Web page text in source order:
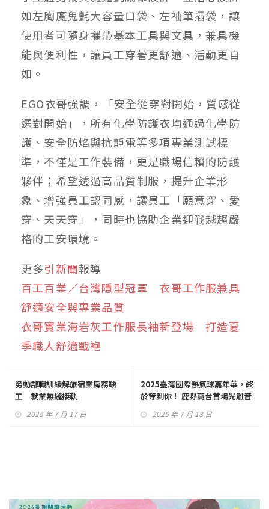
如左胸魔鬼氈大容量口袋、左袖筆插袋，讓
使用者可隨身攜帶基本工具與文具，兼具機
能與便利性，讓員工穿著更舒適、活動更自
如。
EGO衣哥強調，「安全從穿對開始，質感從
選對開始」，所有化學防護衣均通過化學防
護、安全防焰與抗靜電等多項專業測試標
準，不僅是工作裝備，更是職場信賴的防護
夥伴；希望透過高品質制服，提升企業形
象、增強員工認同感，讓員工「願意穿、愛
穿、天天穿」，同時也協助企業迎戰越趨嚴
格的工安環境。
更多引新聞報導
百工百業／台灣隱型冠軍 衣哥工作服兼具
舒適安全與專業品質
衣哥實業海岩灰工作服長袖新登場 打造夏
季職人舒適戰袍
勞動部職訓緩解旅宿業房務缺
工 就業無縫接軌
2025 年 7 月 17 日
2025臺灣國際熱氣球嘉年華，終
於等到你！ 鹿野高台首場光雕音
熱潮
2025 年 7 月 18 日